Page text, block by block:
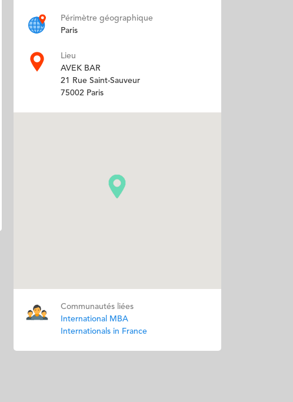
Périmètre géographique
Paris
Lieu
AVEK BAR
21 Rue Saint-Sauveur
75002 Paris
Communautés liées
International MBA
Internationals in France